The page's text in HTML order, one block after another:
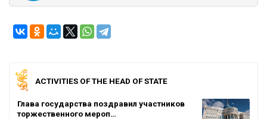
ACTIVITIES OF THE HEAD OF STATE
Глава государства поздравил участников
торжественного мероп…